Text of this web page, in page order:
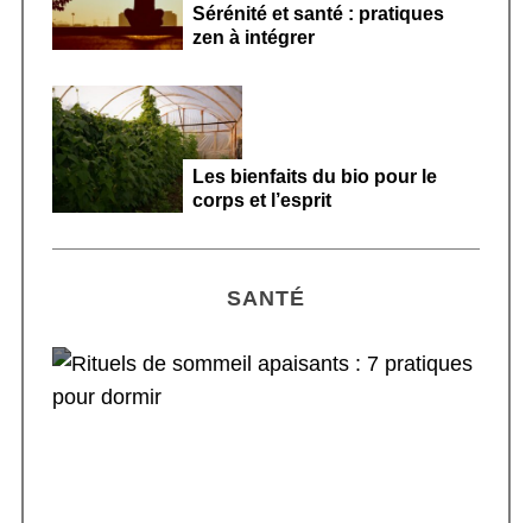
Sérénité et santé : pratiques
zen à intégrer
Les bienfaits du bio pour le
corps et l’esprit
SANTÉ